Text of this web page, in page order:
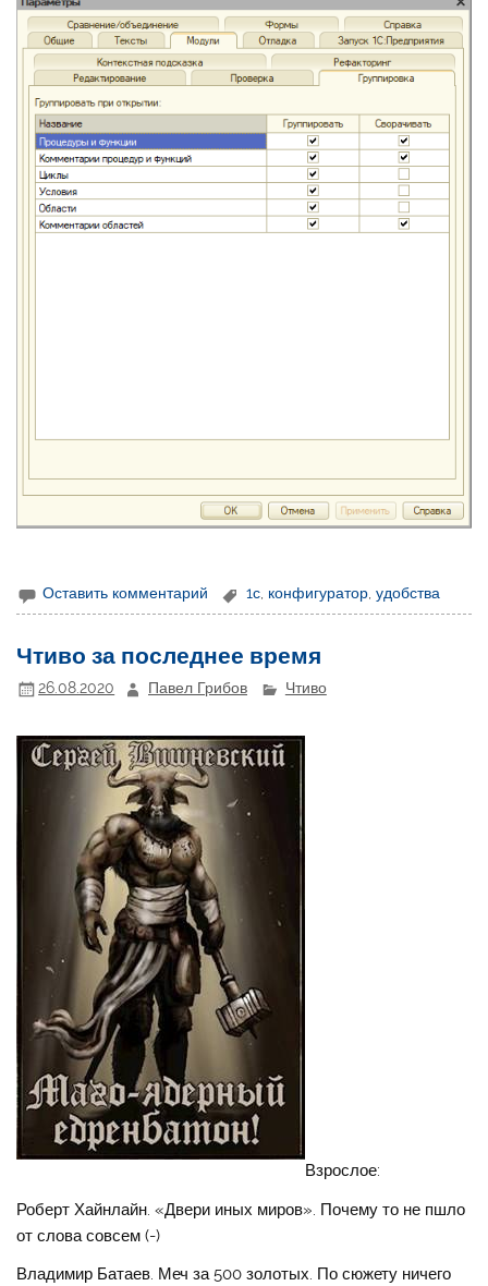
Оставить комментарий 1с, конфигуратор,удобства
Чтиво за последнее время
26.08.2020 Павел Грибов Чтиво
Взрослое:
Роберт Хайнлайн. «Двери иных миров». Почему то не пшло
от слова совсем (-)
Владимир Батаев. Меч за 500 золотых. По сюжету ничего